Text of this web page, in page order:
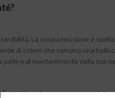
La nostra missione è
di coloro che cercano una
e al mantenimento della sua
testimonianze ed esigenze dei